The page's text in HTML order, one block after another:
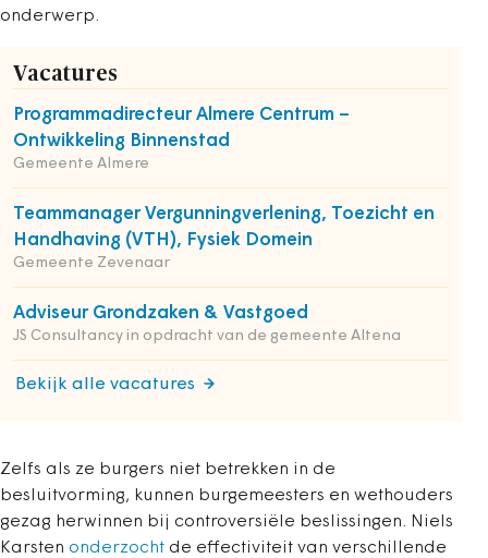
onderwerp.
Vacatures
Programmadirecteur Almere Centrum –
Ontwikkeling Binnenstad
Gemeente Almere
Teammanager Vergunningverlening, Toezicht en
Handhaving (VTH), Fysiek Domein
Gemeente Zevenaar
Adviseur Grondzaken & Vastgoed
JS Consultancy in opdracht van de gemeente Altena
Bekijk alle vacatures
Zelfs als ze burgers niet betrekken in de
besluitvorming, kunnen burgemeesters en wethouders
gezag herwinnen bij controversiële beslissingen. Niels
Karsten onderzocht de effectiviteit van verschillende